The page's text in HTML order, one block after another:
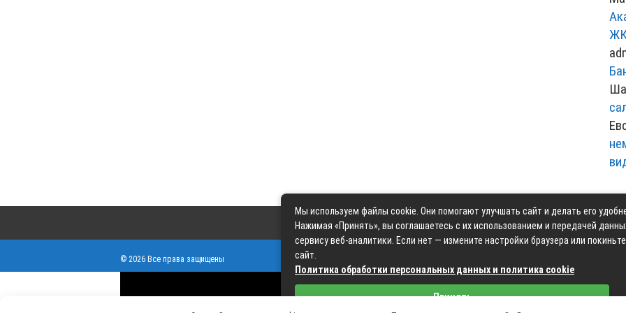
ЖК
Контакты Карта
© 2026 Все права защищены
Связаться с редакцией сайта:
Мы используем файлы cookie. Они помогают улучшать сайт и делать его
Нажимая «Принять», вы соглашаетесь с их использованием и передачей
сервису веб-аналитики. Если нет — измените настройки браузера или покиньте
сайт.
Политика обработки персональных данных и политика cookie
Принять